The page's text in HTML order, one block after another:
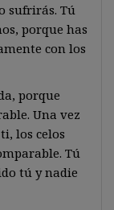
sufrirás. Tú
porque has
con los
porque
Una vez
los celos
Tú
tú y nadie